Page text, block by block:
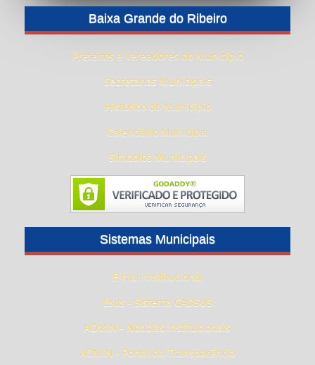
Baixa Grande do Ribeiro
Prefeitos e Vereadores do Município
Secretarias Municipais
Histórico do Município
Calendário Municipal
Símbolos Municipais
Sistemas Municipais
E-mail Institucional
Esus - Sistema CADSUS
ADMIN - Notícias Institucionais
ADMIN - Portal da Transparência